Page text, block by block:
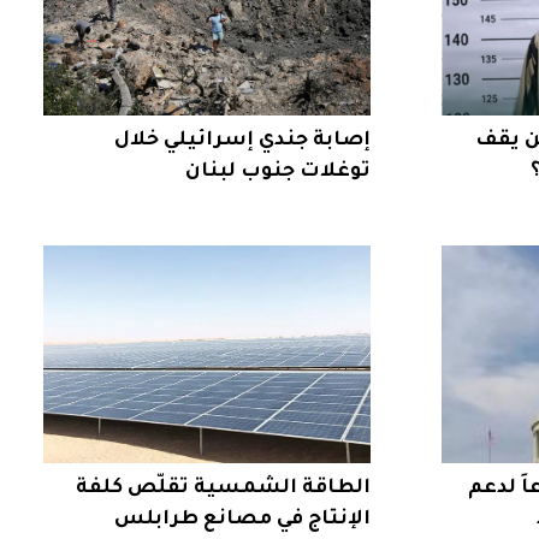
يقف
إصابة جندي إسرائيلي خلال
توغلات جنوب لبنان
لدعم
الطاقة الشمسية تقلّص كلفة
الإنتاج في مصانع طرابلس